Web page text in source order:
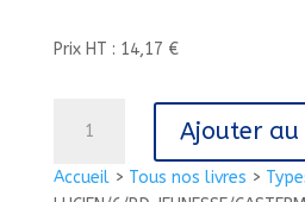
Accueil> Tous nos livres >
Prix HT : 14,17 €
LUCIEN/6/BD
JEUNESSE/CASTERMAN/LA
Ajouter